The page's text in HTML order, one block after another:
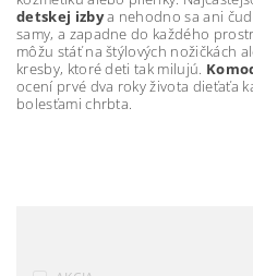
detskej izbya nehodno sa ani
samy, a zapadne do každého
môžu stáť na štýlových nožičkách
kresby, ktoré deti tak milujú.
ocení prvé dva roky života dieťaťa
bolesťami chrbta.